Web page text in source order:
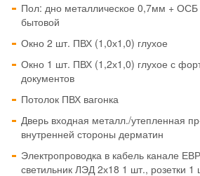
Пол: дно металлическое 0,7мм +
бытовой
Окно 2 шт. ПВХ (1,0х1,0) глухое
Окно 1 шт. ПВХ (1,2х1,0) глухое с
документов
Потолок ПВХ вагонка
Дверь входная металл./утепленная
внутренней стороны дерматин
Электропроводка в кабель канале
светильник ЛЭД 2х18 1 шт., розетки